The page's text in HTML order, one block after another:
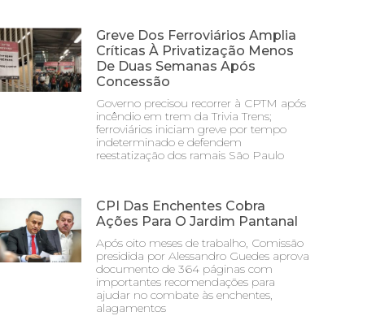
Greve Dos Ferroviários Amplia
Críticas À Privatização Menos
De Duas Semanas Após
Concessão
Governo precisou recorrer à CPTM após
incêndio em trem da Trivia Trens;
ferroviários iniciam greve por tempo
indeterminado e defendem
reestatização dos ramais São Paulo
CPI Das Enchentes Cobra
Ações Para O Jardim Pantanal
Após oito meses de trabalho, Comissão
presidida por Alessandro Guedes aprova
documento de 364 páginas com
importantes recomendações para
ajudar no combate às enchentes,
alagamentos